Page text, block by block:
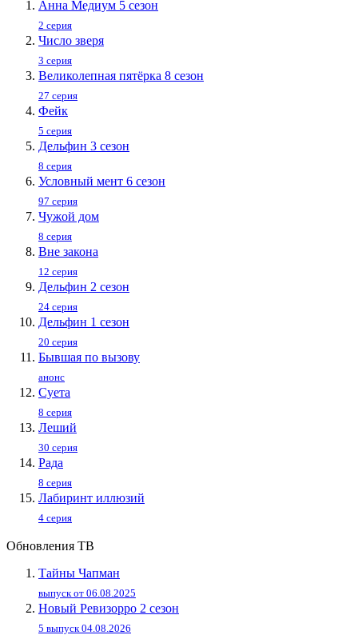
Анна Медиум 5 сезон
2 серия
Число зверя
3 серия
Великолепная пятёрка 8 сезон
27 серия
Фейк
5 серия
Дельфин 3 сезон
8 серия
Условный мент 6 сезон
97 серия
Чужой дом
8 серия
Вне закона
12 серия
Дельфин 2 сезон
24 серия
Дельфин 1 сезон
20 серия
Бывшая по вызову
анонс
Суета
8 серия
Леший
30 серия
Рада
8 серия
Лабиринт иллюзий
4 серия
Обновления ТВ
Тайны Чапман
выпуск от 06.08.2025
Новый Ревизорро 2 сезон
5 выпуск 04.08.2026